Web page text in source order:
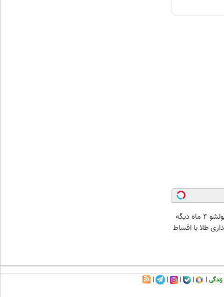
الان طلا بخر پولشو 4 ماه دیگه
طلا با اقساط